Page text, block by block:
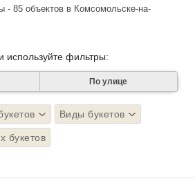
- 85 объектов в Комсомольске-на-
используйте фильтры:
По улице
Виды букетов
букетов